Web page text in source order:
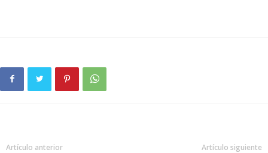
Artículo anterior Artículo siguiente